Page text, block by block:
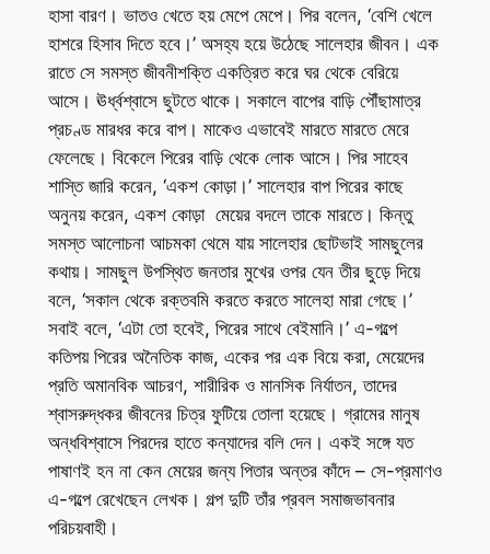
হাসা বারণ। ভাতও খেতে হয় মেপে মেপে। পির বলেন, ‘বেশি খেলে
হাশরে হিসাব দিতে হবে।’ অসহ্য হয়ে উঠেছে সালেহার জীবন। এক
রাতে সে সমস্ত জীবনীশক্তি একত্রিত করে ঘর থেকে বেরিয়ে
আসে। ঊর্ধ্বশ্বাসে ছুটতে থাকে। সকালে বাপের বাড়ি পৌঁছামাত্র
প্রচণ্ড মারধর করে বাপ। মাকেও এভাবেই মারতে মারতে মেরে
ফেলেছে। বিকেলে পিরের বাড়ি থেকে লোক আসে। পির সাহেব
শাস্তি জারি করেন, ‘একশ কোড়া।’ সালেহার বাপ পিরের কাছে
অনুনয় করেন, একশ কোড়া মেয়ের বদলে তাকে মারতে। কিন্তু
সমস্ত আলোচনা আচমকা থেমে যায় সালেহার ছোটভাই সামছুলের
কথায়। সামছুল উপস্থিত জনতার মুখের ওপর যেন তীর ছুড়ে দিয়ে
বলে, ‘সকাল থেকে রক্তবমি করতে করতে সালেহা মারা গেছে।’
সবাই বলে, ‘এটা তো হবেই, পিরের সাথে বেইমানি।’ এ-গল্পে
কতিপয় পিরের অনৈতিক কাজ, একের পর এক বিয়ে করা, মেয়েদের
প্রতি অমানবিক আচরণ, শারীরিক ও মানসিক নির্যাতন, তাদের
শ্বাসরুদ্ধকর জীবনের চিত্র ফুটিয়ে তোলা হয়েছে। গ্রামের মানুষ
অন্ধবিশ্বাসে পিরদের হাতে কন্যাদের বলি দেন। একই সঙ্গে যত
পাষাণই হন না কেন মেয়ের জন্য পিতার অন্তর কাঁদে – সে-প্রমাণও
এ-গল্পে রেখেছেন লেখক। গল্প দুটি তাঁর প্রবল সমাজভাবনার
পরিচয়বাহী।